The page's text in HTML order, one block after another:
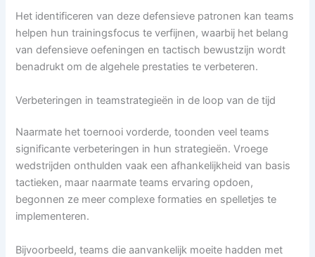
Het identificeren van deze defensieve patronen kan teams
helpen hun trainingsfocus te verfijnen, waarbij het belang
van defensieve oefeningen en tactisch bewustzijn wordt
benadrukt om de algehele prestaties te verbeteren.
Verbeteringen in teamstrategieën in de loop van de tijd
Naarmate het toernooi vorderde, toonden veel teams
significante verbeteringen in hun strategieën. Vroege
wedstrijden onthulden vaak een afhankelijkheid van basis
tactieken, maar naarmate teams ervaring opdoen,
begonnen ze meer complexe formaties en spelletjes te
implementeren.
Bijvoorbeeld, teams die aanvankelijk moeite hadden met